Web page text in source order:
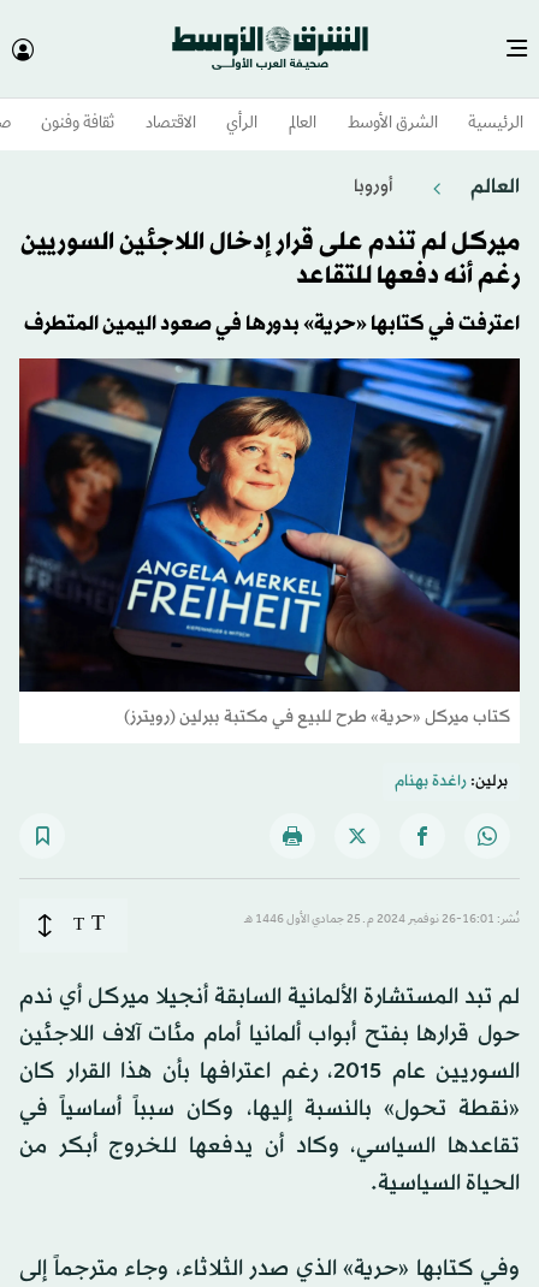
الرئيسية الشرق الأوسط​ العالم الرأي الاقتصاد ثقافة وفنون
العالم أوروبا
​ميركل لم تندم على قرار إدخال اللاجئين السوريين
رغم أنه دفعها للتقاعد
اعترفت في كتابها «حرية» بدورها في صعود اليمين المتطرف
كتاب ميركل «حرية» طرح للبيع في مكتبة ببرلين (رويترز)
برلين:راغدة بهنام
نُشر: 16:01-26 نوفمبر 2024 م ـ 25 جمادي الأول 1446 هـ T
T
لم تبد المستشارة الألمانية السابقة أنجيلا ميركل أي ندم
حول قرارها بفتح أبواب ألمانيا أمام مئات آلاف اللاجئين
السوريين عام 2015، رغم اعترافها بأن هذا القرار كان
«نقطة تحول» بالنسبة إليها، وكان سبباً أساسياً في
تقاعدها السياسي، وكاد أن يدفعها للخروج أبكر من
الحياة السياسية.
وفي كتابها «حرية» الذي صدر الثلاثاء، وجاء مترجماً إلى